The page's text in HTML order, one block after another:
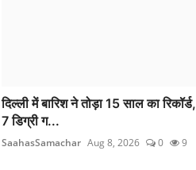
दिल्ली में बारिश ने तोड़ा 15 साल का रिकॉर्ड,
7 डिग्री ग...
SaahasSamachar Aug 8, 2026 0 9